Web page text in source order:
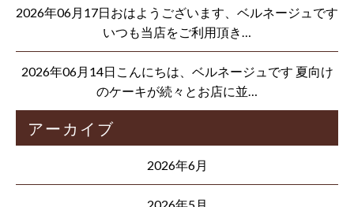
2026年06月17日おはようございます、ベルネージュです
いつも当店をご利用頂き…
2026年06月14日こんにちは、ベルネージュです 夏向け
のケーキが続々とお店に並…
アーカイブ
2026年6月